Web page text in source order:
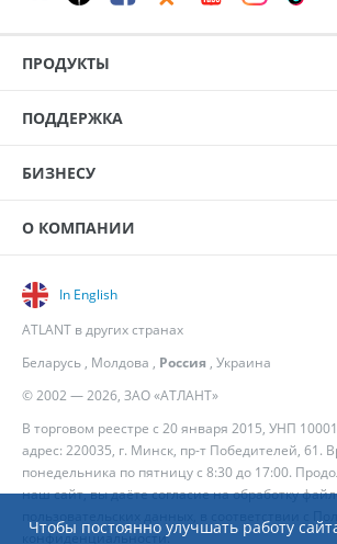
Чтобы постоянно улучшать работу
ПРОДУКТЫ
ПОДДЕРЖКА
БИЗНЕСУ
О КОМПАНИИ
© 2002 — 2026, ЗАО «АТЛАНТ»
В торговом реестре с 20 января 2015, УНП
адрес: 220035, г. Минск, пр-т Победителей, 61.
понедельника по пятницу с 8:30 до 17:00.
наш сайт, вы даёте согласие на обработку
конфиденциальности.
In English
ATLANT в других странах
Беларусь , Молдова , Россия , Украина